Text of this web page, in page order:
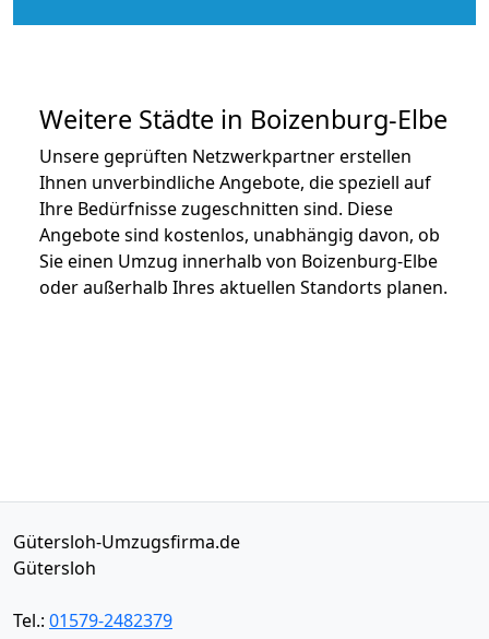
Weitere Städte in Boizenburg-Elbe
Unsere geprüften Netzwerkpartner erstellen
Ihnen unverbindliche Angebote, die speziell auf
Ihre Bedürfnisse zugeschnitten sind. Diese
Angebote sind kostenlos, unabhängig davon, ob
Sie einen Umzug innerhalb von Boizenburg-Elbe
oder außerhalb Ihres aktuellen Standorts planen.
Gütersloh-Umzugsfirma.de
Gütersloh
Tel.: 01579-2482379